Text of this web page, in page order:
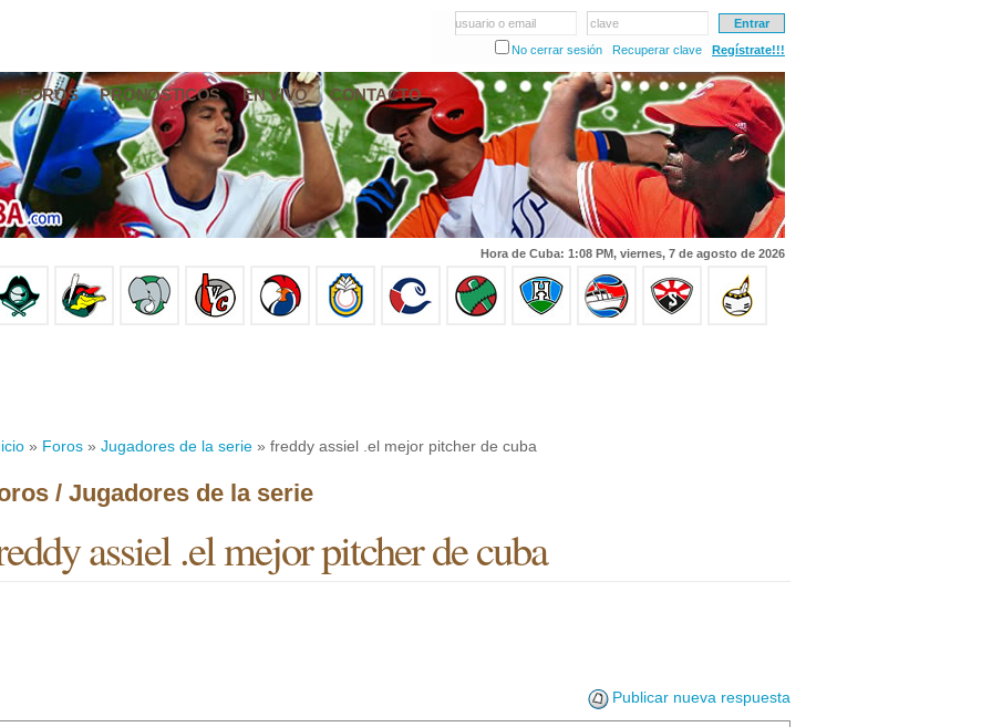
usuario o email
clave
No cerrar sesión
Recuperar clave Regístrate!!!
FOROS PRONÓSTICOS EN VIVO CONTACTO
Hora de Cuba: 1:08 PM, viernes, 7 de agosto de 2026
» Foros » Jugadores de la serie » freddy assiel .el mejor pitcher de cuba
/ Jugadores de la serie
assiel .el mejor pitcher de cuba
Publicar nueva respuesta